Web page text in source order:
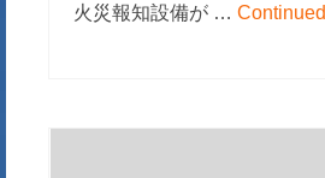
火災報知設備が … Continued